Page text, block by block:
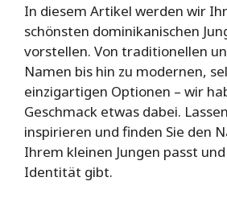
In diesem Artikel werden wir
schönsten dominikanischen
vorstellen. Von traditionellen
Namen bis hin zu modernen,
einzigartigen Optionen – wir
Geschmack etwas dabei.
inspirieren und finden Sie den
Ihrem kleinen Jungen passt
Identität gibt.